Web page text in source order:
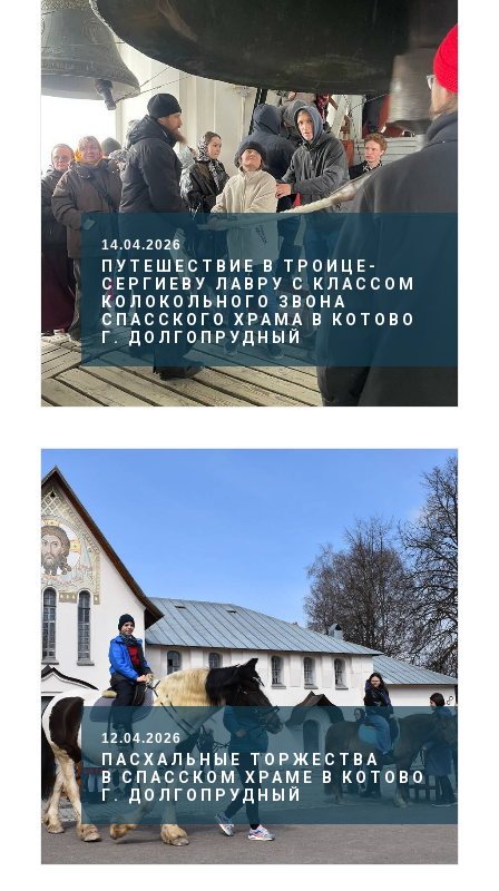
14.04.2026
ПУТЕШЕСТВИЕ В ТРОИЦЕ-
СЕРГИЕВУ ЛАВРУ С КЛАССОМ
КОЛОКОЛЬНОГО ЗВОНА
СПАССКОГО ХРАМА В КОТОВО
Г. ДОЛГОПРУДНЫЙ
12.04.2026
ПАСХАЛЬНЫЕ ТОРЖЕСТВА
В СПАССКОМ ХРАМЕ В КОТОВО
Г. ДОЛГОПРУДНЫЙ